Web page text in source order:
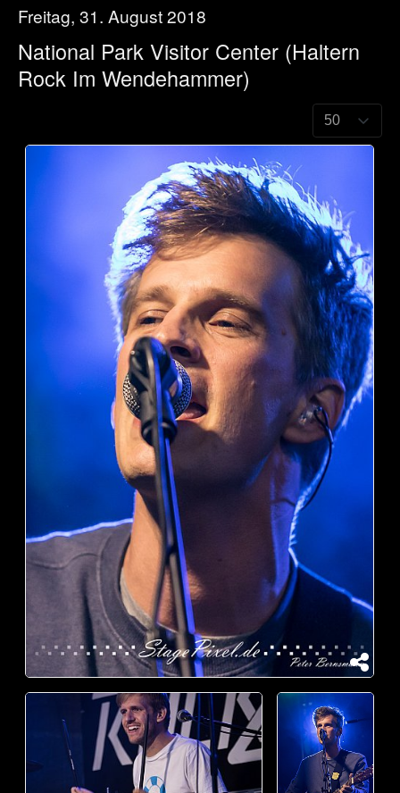
Freitag, 31. August 2018
National Park Visitor Center (Haltern
Rock Im Wendehammer)